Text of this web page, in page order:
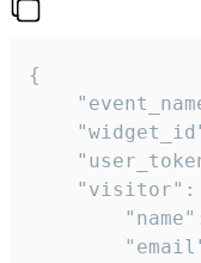
{
"visitor":